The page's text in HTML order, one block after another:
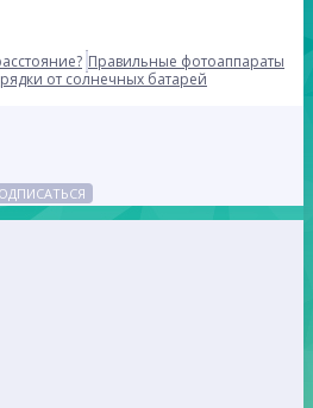
Правильные фотоаппараты
от солнечных батарей